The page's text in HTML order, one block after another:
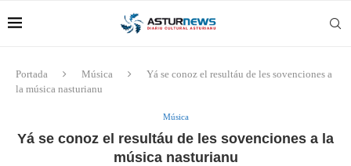
Portada Música
Yá se conoz el resultáu de les sovenciones a
la música nasturianu
Música
Yá se conoz el resultáu de les sovenciones a la
música nasturianu